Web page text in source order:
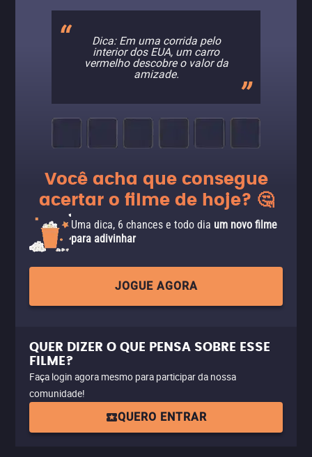
Dica: Em uma corrida pelo
interior dos EUA, um carro
vermelho descobre o valor da
amizade.
Você acha que consegue
acertar o filme de hoje? 🤔
Uma dica, 6 chances e todo dia um novo filme
para adivinhar
JOGUE AGORA
QUER DIZER O QUE PENSA SOBRE ESSE
FILME?
Faça login agora mesmo para participar da nossa
comunidade!
QUERO ENTRAR